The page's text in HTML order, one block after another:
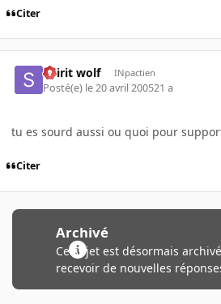
Citer
Spirit wolf INpactien
Posté(e) le 20 avril 200521 a
tu es sourd aussi ou quoi pour
Citer
Archivé
Ce sujet est désormais
recevoir de nouvelles